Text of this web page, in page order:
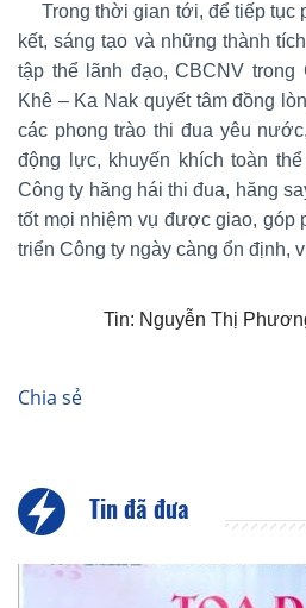
Trong thời gian tới, để tiếp tục
kết, sáng tạo và những thành
tập thể lãnh đạo, CBCNV trong
Khê – Ka Nak quyết tâm đồng
các phong trào thi đua yêu
động lực, khuyến khích toàn
Công ty hăng hái thi đua, hăng
tốt mọi nhiệm vụ được giao, góp
triển Công ty ngày càng ổn định,
Tin: Nguyễn Thị
Chia sẻ
Tin đã đưa